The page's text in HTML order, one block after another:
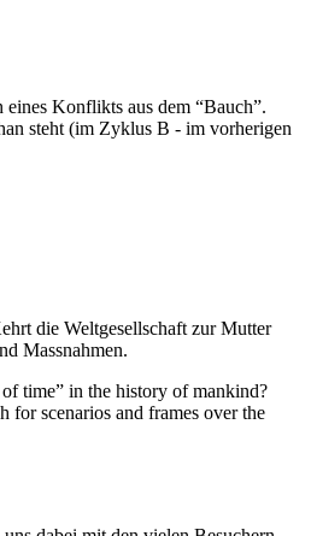
Konflikts aus dem “Bauch”.
steht (im Zyklus B - im vorherigen
die Weltgesellschaft zur Mutter
Massnahmen.
time” in the history of mankind?
for scenarios and frames over the